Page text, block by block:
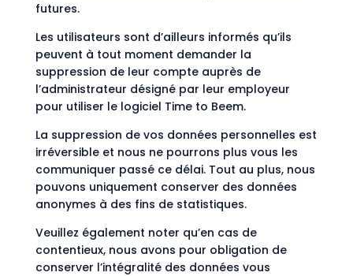
futures.
Les utilisateurs sont d’ailleurs informés qu’ils
peuvent à tout moment demander la
suppression de leur compte auprès de
l’administrateur désigné par leur employeur
pour utiliser le logiciel Time to Beem.
La suppression de vos données personnelles est
irréversible et nous ne pourrons plus vous les
communiquer passé ce délai. Tout au plus, nous
pouvons uniquement conserver des données
anonymes à des fins de statistiques.
Veuillez également noter qu’en cas de
contentieux, nous avons pour obligation de
conserver l’intégralité des données vous